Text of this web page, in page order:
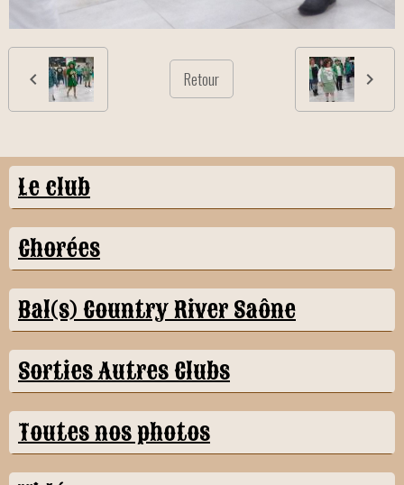
Retour
Le club
Chorées
Bal(s) Country River Saône
Sorties Autres Clubs
Toutes nos photos